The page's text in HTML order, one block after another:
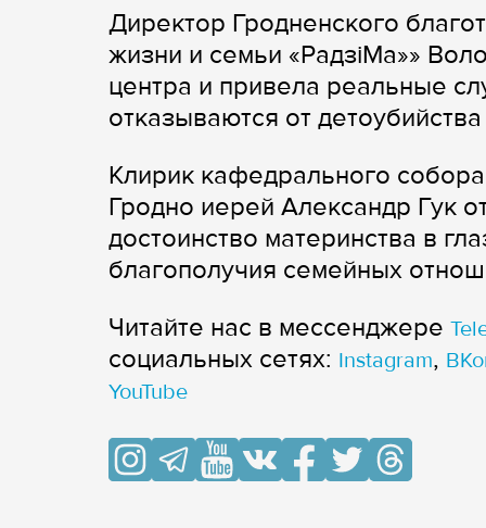
Директор Гродненского
жизни и семьи «РадзiМа»»
центра и привела реальные
отказываются от
Клирик кафедрального
Гродно иерей Александр Гук
достоинство материнства в
благополучия семейных
Читайте нас в мессенджере
cоциальных сетях: Instagram,
YouTube